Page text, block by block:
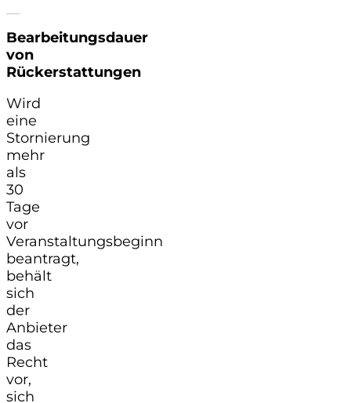
Bearbeitungsdauer
von
Rückerstattungen
Wird
eine
Stornierung
mehr
als
30
Tage
vor
Veranstaltungsbeginn
beantragt,
behält
sich
der
Anbieter
das
Recht
vor,
sich